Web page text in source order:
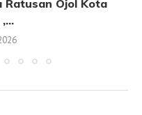
Ratusan Ojol Kota